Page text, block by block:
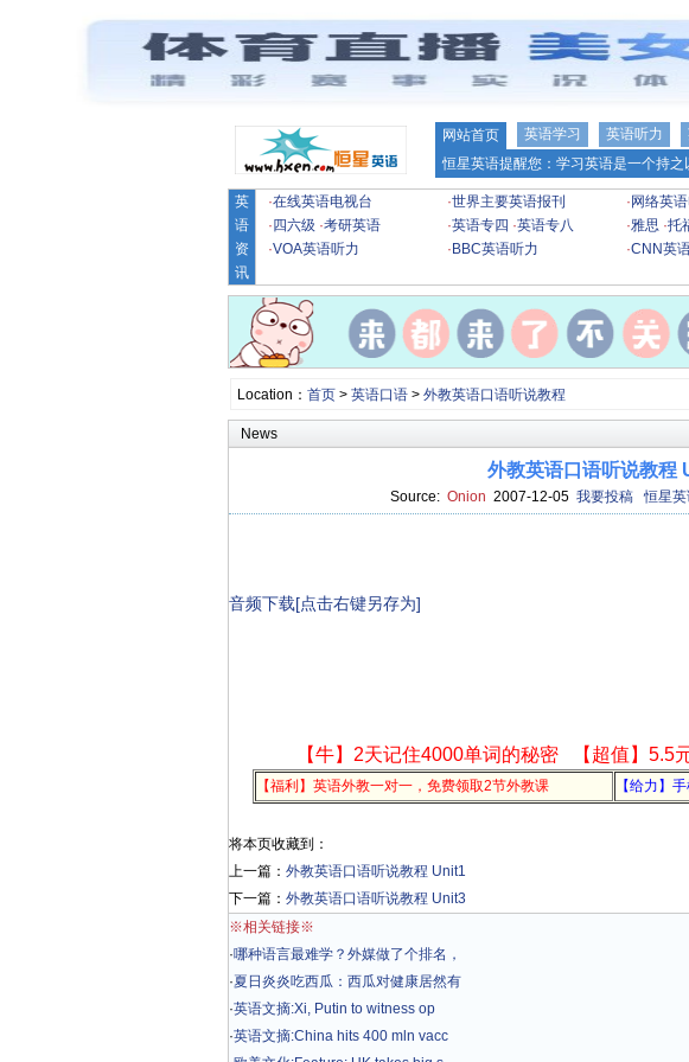
网站首页 英语学习 英语听力
恒星英语提醒您：学习英语是一个持
英
语
资
讯
·在线英语电视台 ·世界主要英语报刊 · 网络英
· 四六级 ·考研英语 ·英语专四 ·英语专八 ·雅思 ·托
·VOA英语听力 · BBC英语听力 ·CNN英
Location： 首页> 英语口语> 外教英语口语听说教程
News
外教英语口语听说教程
Source: Onion 2007-12-05 我要投稿 恒星
音频下载[点击右键另存为]
【牛】2天记住4000单词的秘密 【超值】5.5
【福利】英语外教一对一，免费领取2节外教课 【给力】
将本页收藏到：
上一篇： 外教英语口语听说教程 Unit1
下一篇： 外教英语口语听说教程 Unit3
※相关链接※
·哪种语言最难学？外媒做了个排名，
·夏日炎炎吃西瓜：西瓜对健康居然有
·英语文摘:Xi, Putin to witness op
·英语文摘:China hits 400 mln vacc